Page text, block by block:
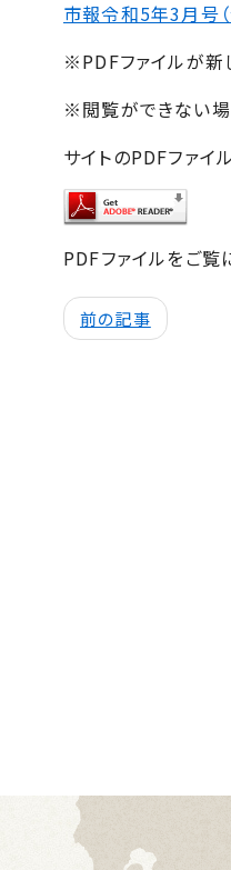
市報令和5年3月号
※PDFファイルが新
※閲覧ができない場
サイトのPDFファイ
PDFファイルをご
前の記事